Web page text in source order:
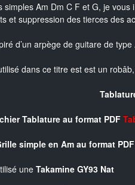
simples Am Dm C F et G, je
et suppression des tierces des
d’un arpège de guitare de type
dans ce titre est est un
Tablature au format PDF
simple en Am au format
une Takamine GY93 Nat